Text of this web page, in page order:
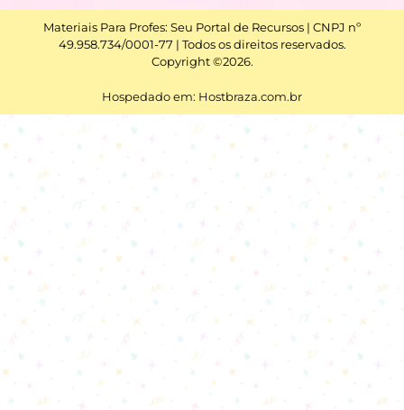
Materiais Para Profes: Seu Portal de Recursos | CNPJ nº
49.958.734/0001-77 | Todos os direitos reservados.
Copyright ©2026.
Hospedado em: Hostbraza.com.br